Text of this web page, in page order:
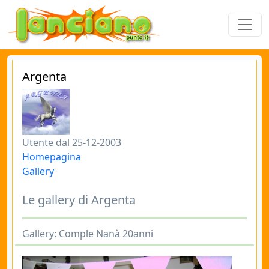
Argenta
Utente dal 25-12-2003
Homepagina
Gallery
Le gallery di Argenta
Gallery: Comple Nanà 20anni